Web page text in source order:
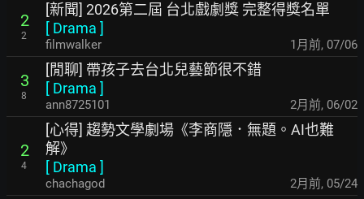
2
2
[新聞] 2026第二屆 台北戲劇獎 完整得獎名單
[ Drama ]
filmwalker 1月前, 07/06
3
8
[閒聊] 帶孩子去台北兒藝節很不錯
[ Drama ]
ann8725101 2月前, 06/02
2
4
[心得] 趨勢文學劇場《李商隱．無題。AI也難
解》
[ Drama ]
chachagod 2月前, 05/24